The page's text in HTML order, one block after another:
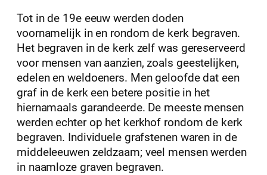
Tot in de 19e eeuw werden doden
voornamelijk in en rondom de kerk begraven.
Het begraven in de kerk zelf was gereserveerd
voor mensen van aanzien, zoals geestelijken,
edelen en weldoeners. Men geloofde dat een
graf in de kerk een betere positie in het
hiernamaals garandeerde. De meeste mensen
werden echter op het kerkhof rondom de kerk
begraven. Individuele grafstenen waren in de
middeleeuwen zeldzaam; veel mensen werden
in naamloze graven begraven.